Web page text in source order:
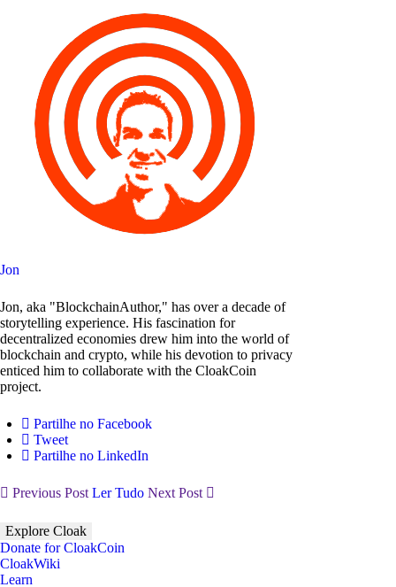
Jon
Jon, aka "BlockchainAuthor," has over a decade of
storytelling experience. His fascination for
decentralized economies drew him into the world of
blockchain and crypto, while his devotion to privacy
enticed him to collaborate with the CloakCoin
project.
Partilhe no Facebook
Tweet
Partilhe no LinkedIn
Previous Post Ler Tudo Next Post
Explore Cloak
Donate for CloakCoin
CloakWiki
Learn